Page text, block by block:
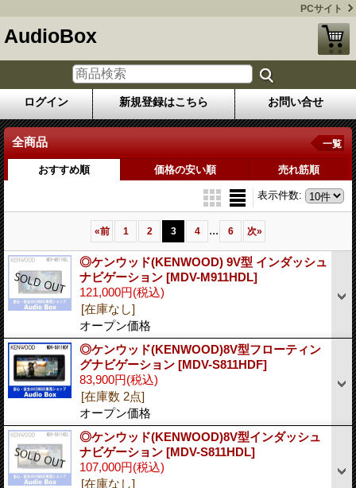
PCサイト
AudioBox
ログイン 新規登録はこちら お問い合せ
全商品 一覧
おすすめ順 価格の安い順 売れ筋順
表示件数:
«前 1 2 3 4 ... 6 次»
◎ケンウッド(KENWOOD) 9V型 インダッシュ
ナビゲーション [MDV-M911HDL]
121,000円(税込)
[在庫なし]
オープン価格
◎ケンウッド(KENWOOD)8V型フローティン
グナビゲーション [MDV-S811HDF]
83,900円(税込)
[在庫数 2点]
オープン価格
◎ケンウッド(KENWOOD)8V型インダッシュ
ナビゲーション [MDV-S811HDL]
107,000円(税込)
[在庫なし]